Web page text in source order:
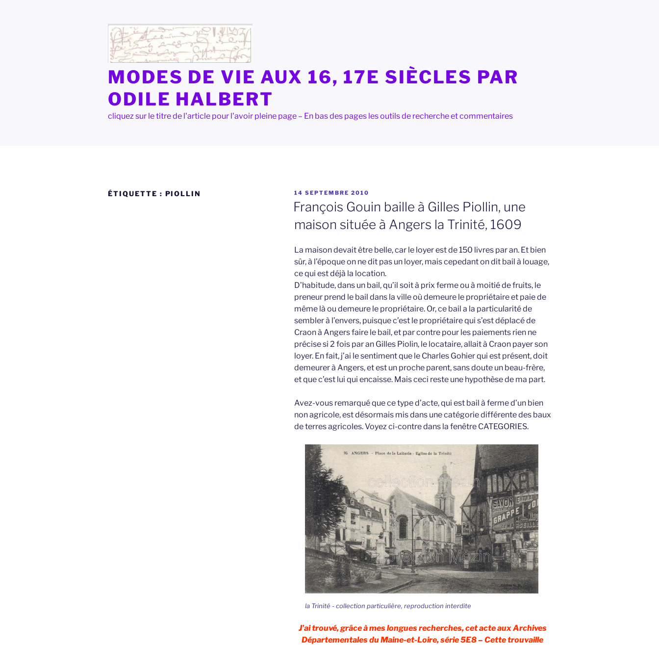
MODES DE VIE AUX 16, 17E SIÈCLES PAR
ODILE HALBERT
cliquez sur le titre de l'article pour l'avoir pleine page – En bas des pages les outils de recherche et commentaires
ÉTIQUETTE : PIOLLIN
PUBLIÉ
LE
14 SEPTEMBRE 2010
François Gouin baille à Gilles Piollin, une
maison située à Angers la Trinité, 1609
La maison devait être belle, car le loyer est de 150 livres par an. Et bien
sûr, à l’époque on ne dit pas un loyer, mais cepedant on dit bail à louage,
ce qui est déjà la location.
D’habitude, dans un bail, qu’il soit à prix ferme ou à moitié de fruits, le
preneur prend le bail dans la ville où demeure le propriétaire et paie de
même là ou demeure le propriétaire. Or, ce bail a la particularité de
sembler à l’envers, puisque c’est le propriétaire qui s’est déplacé de
Craon à Angers faire le bail, et par contre pour les paiements rien ne
précise si 2 fois par an Gilles Piolin, le locataire, allait à Craon payer son
loyer. En fait, j’ai le sentiment que le Charles Gohier qui est présent, doit
demeurer à Angers, et est un proche parent, sans doute un beau-frère,
et que c’est lui qui encaisse. Mais ceci reste une hypothèse de ma part.
Avez-vous remarqué que ce type d’acte, qui est bail à ferme d’un bien
non agricole, est désormais mis dans une catégorie différente des baux
de terres agricoles. Voyez ci-contre dans la fenêtre CATEGORIES.
la Trinité - collection particulière, reproduction interdite
J’ai trouvé, grâce à mes longues recherches, cet acte aux Archives
Départementales du Maine-et-Loire, série 5E8 – Cette trouvaille